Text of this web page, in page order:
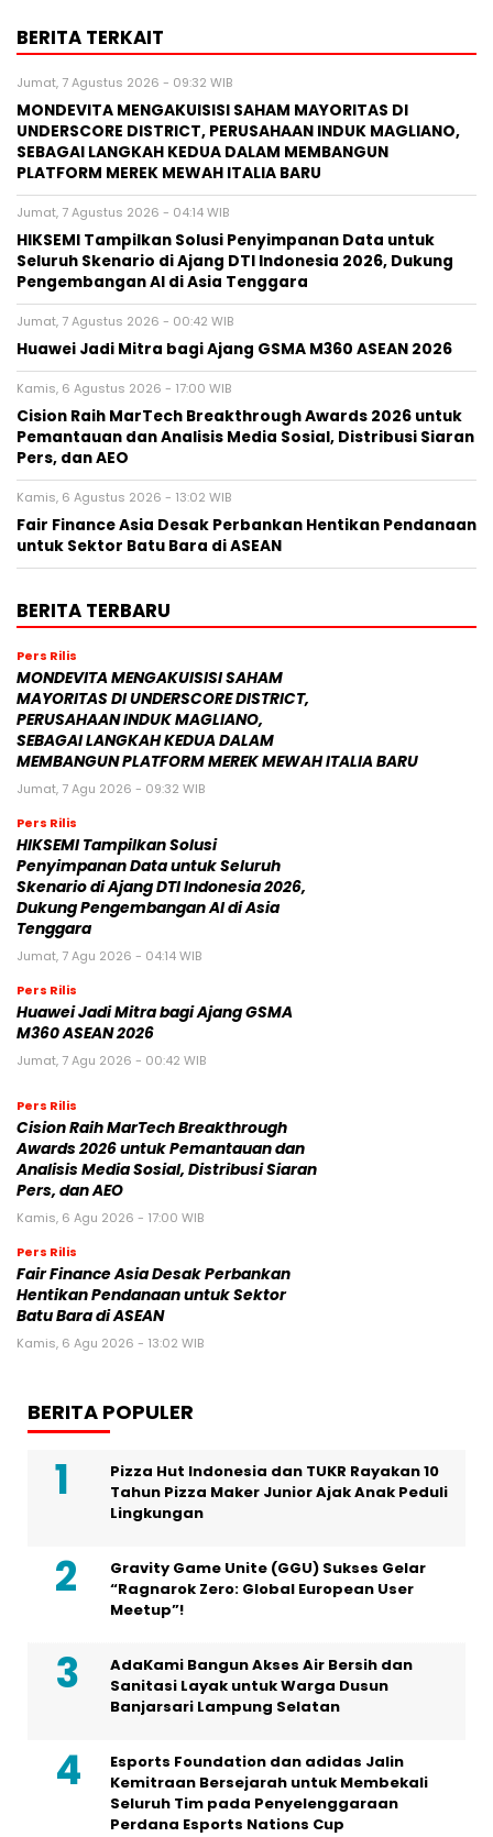
BERITA TERKAIT
Jumat, 7 Agustus 2026 - 09:32 WIB
MONDEVITA MENGAKUISISI SAHAM MAYORITAS DI
UNDERSCORE DISTRICT, PERUSAHAAN INDUK MAGLIANO,
SEBAGAI LANGKAH KEDUA DALAM MEMBANGUN
PLATFORM MEREK MEWAH ITALIA BARU
Jumat, 7 Agustus 2026 - 04:14 WIB
HIKSEMI Tampilkan Solusi Penyimpanan Data untuk
Seluruh Skenario di Ajang DTI Indonesia 2026, Dukung
Pengembangan AI di Asia Tenggara
Jumat, 7 Agustus 2026 - 00:42 WIB
Huawei Jadi Mitra bagi Ajang GSMA M360 ASEAN 2026
Kamis, 6 Agustus 2026 - 17:00 WIB
Cision Raih MarTech Breakthrough Awards 2026 untuk
Pemantauan dan Analisis Media Sosial, Distribusi Siaran
Pers, dan AEO
Kamis, 6 Agustus 2026 - 13:02 WIB
Fair Finance Asia Desak Perbankan Hentikan Pendanaan
untuk Sektor Batu Bara di ASEAN
BERITA TERBARU
Pers Rilis
MONDEVITA MENGAKUISISI SAHAM
MAYORITAS DI UNDERSCORE DISTRICT,
PERUSAHAAN INDUK MAGLIANO,
SEBAGAI LANGKAH KEDUA DALAM
MEMBANGUN PLATFORM MEREK MEWAH ITALIA BARU
Jumat, 7 Agu 2026 - 09:32 WIB
Pers Rilis
HIKSEMI Tampilkan Solusi
Penyimpanan Data untuk Seluruh
Skenario di Ajang DTI Indonesia 2026,
Dukung Pengembangan AI di Asia
Tenggara
Jumat, 7 Agu 2026 - 04:14 WIB
Pers Rilis
Huawei Jadi Mitra bagi Ajang GSMA
M360 ASEAN 2026
Jumat, 7 Agu 2026 - 00:42 WIB
Pers Rilis
Cision Raih MarTech Breakthrough
Awards 2026 untuk Pemantauan dan
Analisis Media Sosial, Distribusi Siaran
Pers, dan AEO
Kamis, 6 Agu 2026 - 17:00 WIB
Pers Rilis
Fair Finance Asia Desak Perbankan
Hentikan Pendanaan untuk Sektor
Batu Bara di ASEAN
Kamis, 6 Agu 2026 - 13:02 WIB
BERITA POPULER
Pizza Hut Indonesia dan TUKR Rayakan 10
Tahun Pizza Maker Junior Ajak Anak Peduli
Lingkungan
Gravity Game Unite (GGU) Sukses Gelar
“Ragnarok Zero: Global European User
Meetup”!
AdaKami Bangun Akses Air Bersih dan
Sanitasi Layak untuk Warga Dusun
Banjarsari Lampung Selatan
Esports Foundation dan adidas Jalin
Kemitraan Bersejarah untuk Membekali
Seluruh Tim pada Penyelenggaraan
Perdana Esports Nations Cup